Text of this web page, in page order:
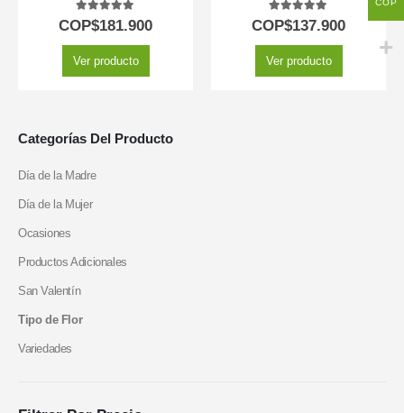
5.00out of 5
COP$181.900
Ver producto
5.00out of 5
COP$137.900
Ver producto
Categorías Del Producto
Día de la Madre
Día de la Mujer
Ocasiones
Productos Adicionales
San Valentín
Tipo de Flor
Variedades